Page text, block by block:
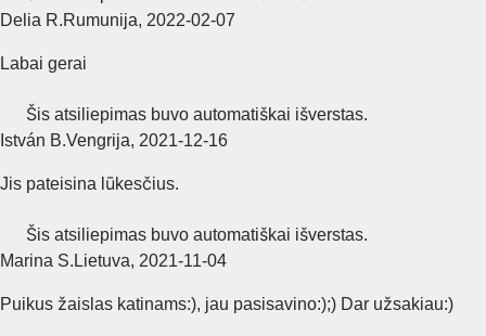
Delia R.Rumunija, 2022‑02‑07
Labai gerai
Šis atsiliepimas buvo automatiškai išverstas.
István B.Vengrija, 2021‑12‑16
Jis pateisina lūkesčius.
Šis atsiliepimas buvo automatiškai išverstas.
Marina S. Lietuva, 2021‑11‑04
Puikus žaislas katinams:), jau pasisavino:);) Dar užsakiau:)